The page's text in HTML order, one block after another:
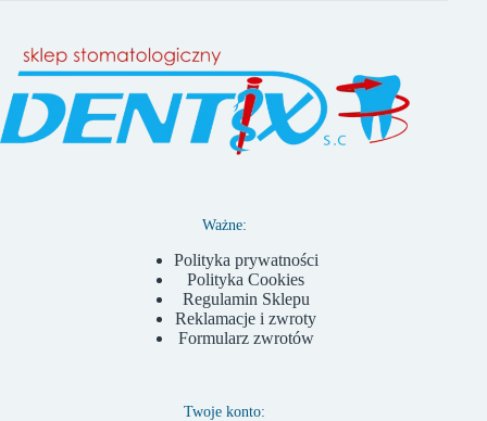
Ważne:
Polityka prywatności
Polityka Cookies
Regulamin Sklepu
Reklamacje i zwroty
Formularz zwrotów
Twoje konto: